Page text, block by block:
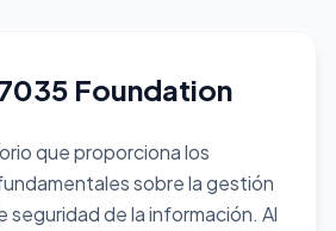
Foundation
que proporciona los
sobre la gestión
seguridad de la información. Al